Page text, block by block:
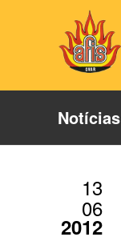
Notícias
13
06
2012